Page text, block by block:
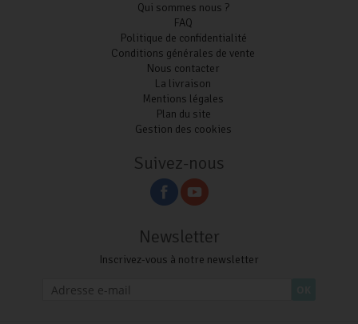
Qui sommes nous ?
FAQ
Politique de confidentialité
Conditions générales de vente
Nous contacter
La livraison
Mentions légales
Plan du site
Gestion des cookies
Suivez-nous
Newsletter
Inscrivez-vous à notre newsletter